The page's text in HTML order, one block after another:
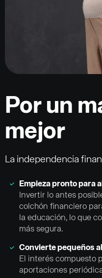
Por un
mejor
La independencia
Empieza pronto para
Invertir lo antes
colchón financiero
la educación, lo que
más segura.
Convierte pequeños
El interés compuesto
aportaciones